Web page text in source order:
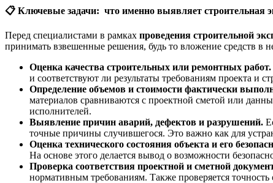
📋 Ключевые задачи: что именно выявляет строительная
Перед специалистами в рамках проведения строительной
принимать взвешенные решения, будь то вложение средств в
Оценка качества строительных или ремонтных работ.
и соответствуют ли результаты требованиям проекта и
Определение объемов и стоимости фактически
материалов сравниваются с проектной сметой или
исполнителей.
Выявление причин аварий, дефектов и разрушений.
точные причины случившегося. Это важно как для
Оценка технического состояния объекта и его
На основе этого делается вывод о возможности
Проверка соответствия проектной и сметной
нормативным требованиям. Также проверяется